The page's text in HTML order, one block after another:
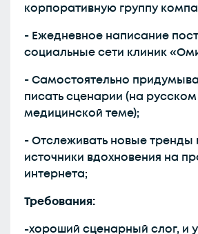
корпоративную группу
- Ежедневное написание
социальные сети клиник
- Самостоятельно
писать сценарии (на
медицинской теме);
- Отслеживать новые тренды
источники вдохновения на
интернета;
Требования:
-хороший сценарный слог, и